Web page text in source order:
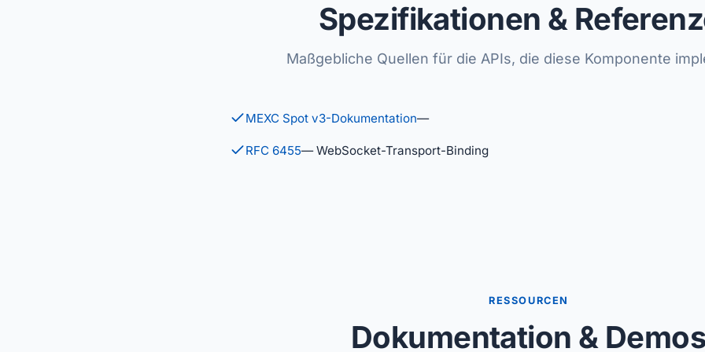
Spezifikationen &
Maßgebliche Quellen für die APIs, die diese Komponente
MEXC Spot v3-Dokumentation—
RFC 6455— WebSocket-Transport-Binding
RESSOURCEN
Dokumentation & Demos